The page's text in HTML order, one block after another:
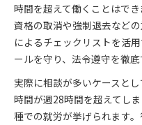
時間を超えて働くことはで
資格の取消や強制退去など
によるチェックリストを活
ールを守り、法令遵守を徹
実際に相談が多いケースと
時間が週28時間を超えてし
種での就労が挙げられます